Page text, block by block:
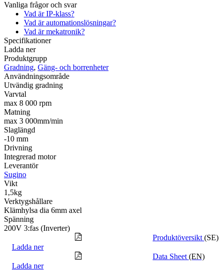
Vanliga frågor och svar
Vad är IP-klass?
Vad är automationslösningar?
Vad är mekatronik?
Specifikationer
Ladda ner
Produktgrupp
Gradning, Gäng- och borrenheter
Användningsområde
Utvändig gradning
Varvtal
max 8 000 rpm
Matning
max 3 000mm/min
Slaglängd
-10 mm
Drivning
Integrerad motor
Leverantör
Sugino
Vikt
1,5kg
Verktygshållare
Klämhylsa dia 6mm axel
Spänning
200V 3:fas (Inverter)
Produktöversikt (SE)
Ladda ner
Data Sheet (EN)
Ladda ner